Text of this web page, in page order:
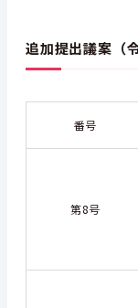
追加提出議案（
番号
第8号